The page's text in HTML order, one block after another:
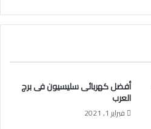
أفضل كهربائى سليسيون فى برج
العرب
فبراير 1, 2021